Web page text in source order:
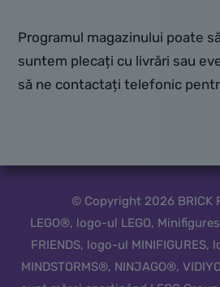
Programul magazinului poate
suntem plecați cu livrări sau
să ne contactați telefonic
© Copyright 2026 BRICK
LEGO®, logo-ul LEGO,
FRIENDS, logo-ul MINIFIGURES,
MINDSTORMS®, NINJAGO®,